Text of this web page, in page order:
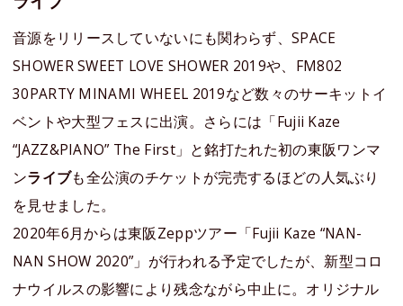
音源をリリースしていないにも関わらず、SPACE
SHOWER SWEET LOVE SHOWER 2019や、FM802
30PARTY MINAMI WHEEL 2019など数々のサーキットイ
ベントや大型フェスに出演。さらには「Fujii Kaze
“JAZZ&PIANO” The First」と銘打たれた初の東阪ワンマ
ンライブも全公演のチケットが完売するほどの人気ぶり
を見せました。
2020年6月からは東阪Zeppツアー「Fujii Kaze “NAN-
NAN SHOW 2020”」が行われる予定でしたが、新型コロ
ナウイルスの影響により残念ながら中止に。オリジナル